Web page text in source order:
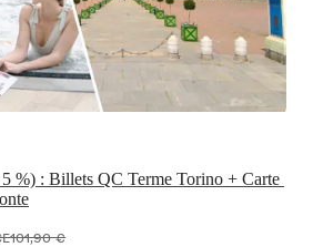
%) : Billets QC Terme Torino + Carte
101,90 €